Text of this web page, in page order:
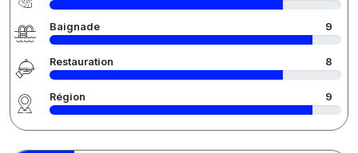
Baignade 9
Restauration 8
Région 9